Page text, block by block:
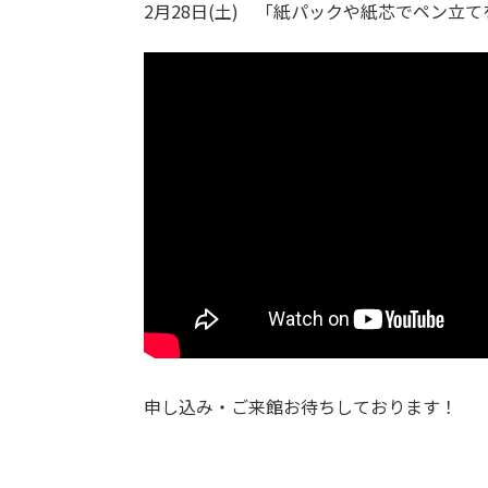
2月28日(土) 「紙パックや紙芯でペン立て
申し込み・ご来館お待ちしております！